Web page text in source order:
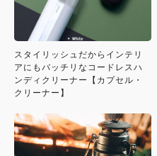
スタイリッシュだからインテリ
アにもバッチリなコードレスハ
ンディクリーナー【カプセル・
クリーナー】